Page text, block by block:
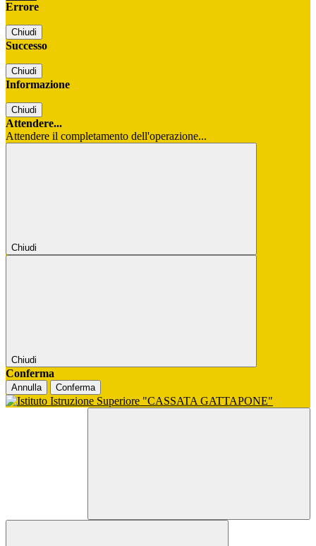
Errore
Chiudi
Successo
Chiudi
Informazione
Chiudi
Attendere...
Attendere il completamento dell'operazione...
Chiudi
Chiudi
Conferma
Annulla Conferma